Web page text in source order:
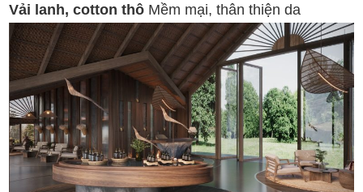
Vải lanh, cotton thô Mềm mại, thân thiện da